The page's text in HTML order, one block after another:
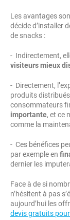
Les avantages
décide d’installer
de snacks :
- Indirectement,
visiteurs mieux
- Directement,
produits
consommateurs
importante, et ce
comme la
- Ces bénéfices
par exemple en
dernier les
Face à de si
n’hésitent à pas
aujourd’hui les
devis gratuits